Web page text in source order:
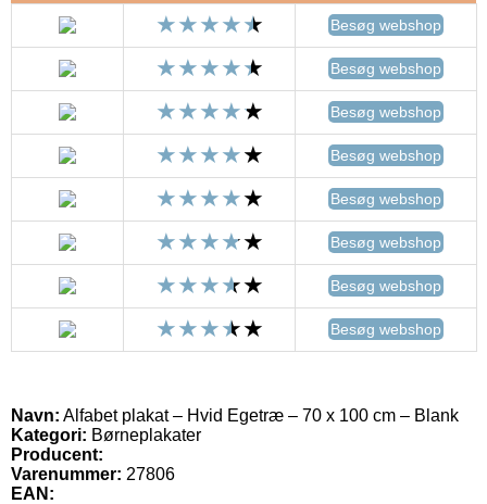
Besøg webshop
Besøg webshop
Besøg webshop
Besøg webshop
Besøg webshop
Besøg webshop
Besøg webshop
Besøg webshop
Navn: Alfabet plakat – Hvid Egetræ – 70 x 100 cm – Blank
Kategori: Børneplakater
Producent:
Varenummer: 27806
EAN: